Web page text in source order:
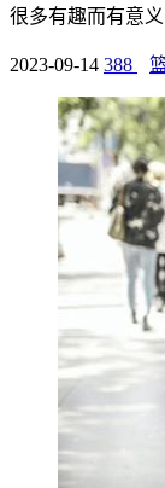
很多有趣而有意
2023-09-14 388